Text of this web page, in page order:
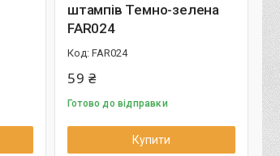
штампів Темно-зелена
FAR024
FAR024
59 ₴
Готово до відправки
Купити